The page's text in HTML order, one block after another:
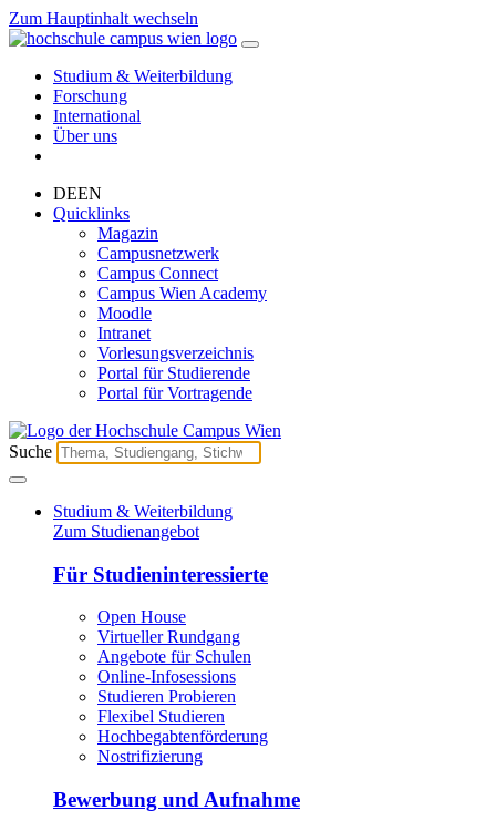
Zum Hauptinhalt wechseln
Studium & Weiterbildung
Forschung
International
Über uns
DEEN
Quicklinks
Magazin
Campusnetzwerk
Campus Connect
Campus Wien Academy
Moodle
Intranet
Vorlesungsverzeichnis
Portal für Studierende
Portal für Vortragende
Suche
Studium & Weiterbildung
Zum Studienangebot
Für Studieninteressierte
Open House
Virtueller Rundgang
Angebote für Schulen
Online-Infosessions
Studieren Probieren
Flexibel Studieren
Hochbegabtenförderung
Nostrifizierung
Bewerbung und Aufnahme